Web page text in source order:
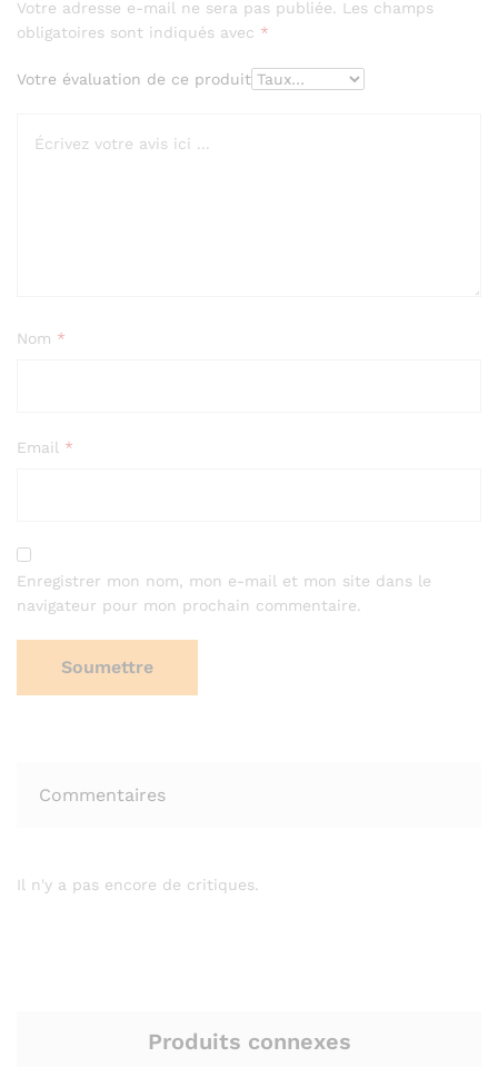
Votre adresse e-mail ne sera pas publiée. Les champs
obligatoires sont indiqués avec *
Votre évaluation de ce produit
Nom *
Email *
Enregistrer mon nom, mon e-mail et mon site dans le
navigateur pour mon prochain commentaire.
Commentaires
Il n'y a pas encore de critiques.
Produits connexes